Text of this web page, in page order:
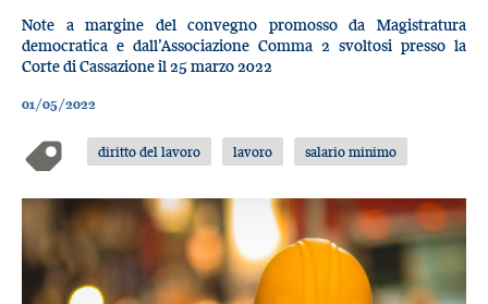
Note a margine del convegno promosso da Magistratura
democratica e dall’Associazione Comma 2 svoltosi presso la
Corte di Cassazione il 25 marzo 2022
01/05/2022
diritto del lavoro lavoro salario minimo